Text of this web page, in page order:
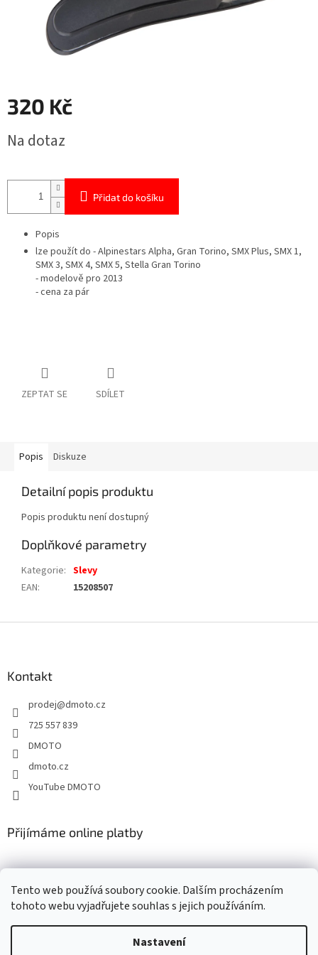
Tento web používá soubory cookie. Dalším procházením
tohoto webu vyjadřujete souhlas s jejich používáním.
Nastavení
320 Kč
cena:
Na dotaz
Přidat do košíku
Popis
lze použít do - Alpinestars Alpha, Gran Torino, SMX Plus, SMX 1,
SMX 3, SMX 4, SMX 5, Stella Gran Torino
- modelově pro 2013
- cena za pár
ZEPTAT SE SDÍLET
Popis Diskuze
Detailní popis produktu
Popis produktu není dostupný
Doplňkové parametry
Kategorie: Slevy
EAN: 15208507
Kontakt
prodej@dmoto.cz
725 557 839
DMOTO
dmoto.cz
YouTube DMOTO
Přijímáme online platby
Vytvořil Shoptet